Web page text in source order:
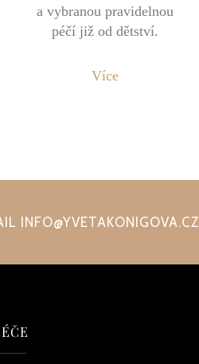
a vybranou pravidelnou
péčí již od dětství.
Více
INFO@YVETAKONIGOVA.CZ